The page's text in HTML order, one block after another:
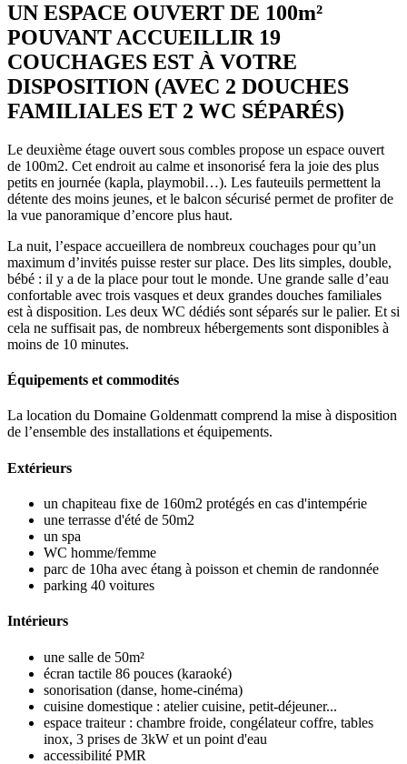
UN ESPACE OUVERT DE 100m²
POUVANT ACCUEILLIR 19
COUCHAGES EST À VOTRE
DISPOSITION (AVEC 2 DOUCHES
FAMILIALES ET 2 WC SÉPARÉS)
Le deuxième étage ouvert sous combles propose un espace ouvert
de 100m2. Cet endroit au calme et insonorisé fera la joie des plus
petits en journée (kapla, playmobil…). Les fauteuils permettent la
détente des moins jeunes, et le balcon sécurisé permet de profiter de
la vue panoramique d’encore plus haut.
La nuit, l’espace accueillera de nombreux couchages pour qu’un
maximum d’invités puisse rester sur place. Des lits simples, double,
bébé : il y a de la place pour tout le monde. Une grande salle d’eau
confortable avec trois vasques et deux grandes douches familiales
est à disposition. Les deux WC dédiés sont séparés sur le palier. Et si
cela ne suffisait pas, de nombreux hébergements sont disponibles à
moins de 10 minutes.
Équipements et commodités
La location du Domaine Goldenmatt comprend la mise à disposition
de l’ensemble des installations et équipements.
Extérieurs
un chapiteau fixe de 160m2 protégés en cas d'intempérie
une terrasse d'été de 50m2
un spa
WC homme/femme
parc de 10ha avec étang à poisson et chemin de randonnée
parking 40 voitures
Intérieurs
une salle de 50m²
écran tactile 86 pouces (karaoké)
sonorisation (danse, home-cinéma)
cuisine domestique : atelier cuisine, petit-déjeuner...
espace traiteur : chambre froide, congélateur coffre, tables
inox, 3 prises de 3kW et un point d'eau
accessibilité PMR